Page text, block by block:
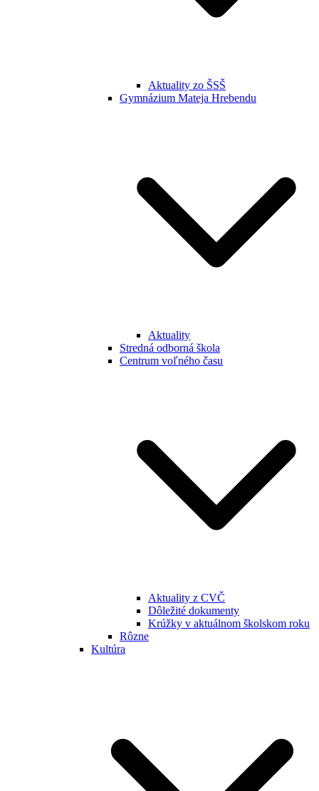
Aktuality zo ŠSŠ
Gymnázium Mateja Hrebendu
Aktuality
Stredná odborná škola
Centrum voľného času
Aktuality z CVČ
Dôležité dokumenty
Krúžky v aktuálnom školskom roku
Rôzne
Kultúra